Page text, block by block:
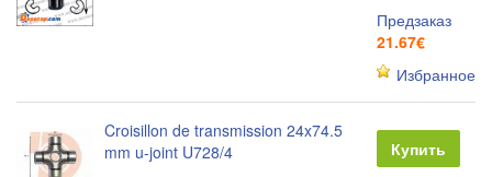
Предзаказ
21.67€
Избранное
Croisillon de transmission 24x74.5
mm u-joint U728/4
Купить